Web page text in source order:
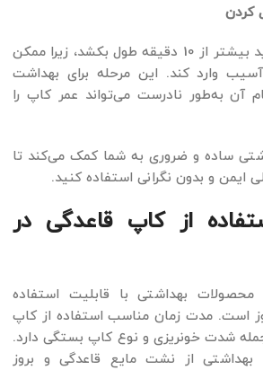
استریل کردن کاپ نباید بیشتر از 10 دقیقه طول بکشد، زیرا ممکن
وارد کند. این مرحله برای بهداشت
آن به‌طور نادرست می‌تواند عمر کاپ را
ساده و ضروری به شما کمک می‌کند تا
ایمن و بدون نگرانی استفاده کنید.
از کاپ قاعدگی در
بهداشتی با قابلیت استفاده
است. مدت زمان مناسب استفاده از کاپ
شدت خونریزی و نوع کاپ بستگی دارد.
بهداشتی از نشت مایع قاعدگی و بروز